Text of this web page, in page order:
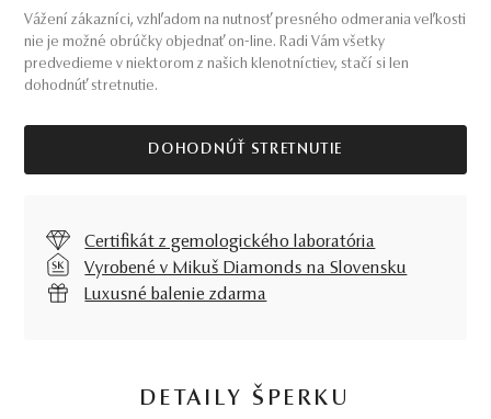
Vážení zákazníci, vzhľadom na nutnosť presného odmerania veľkosti
nie je možné obrúčky objednať on-line. Radi Vám všetky
predvedieme v niektorom z našich klenotníctiev, stačí si len
dohodnúť stretnutie.
DOHODNÚŤ STRETNUTIE
Certifikát z gemologického laboratória
Vyrobené v Mikuš Diamonds na Slovensku
Luxusné balenie zdarma
DETAILY ŠPERKU